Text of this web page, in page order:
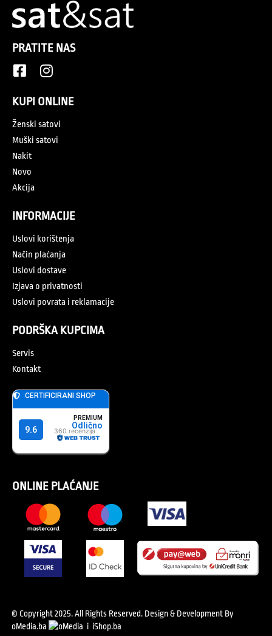
PRATITE NAS
KUPI ONLINE
Ženski satovi
Muški satovi
Nakit
Novo
Akcija
INFORMACIJE
Uslovi korištenja
Način plaćanja
Uslovi dostave
Izjava o privatnosti
Uslovi povrata i reklamacije
PODRŠKA KUPCIMA
Servis
Kontakt
ONLINE PLAĆANJE
© Copyright 2025. All Rights Reserved. Design & Development By
oMedia.ba
i iShop.ba